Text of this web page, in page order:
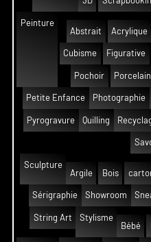
Peinture
Abstrait
Acrylique
Cubisme Figurative
Pochoir
Petite Enfance Photographie
Pyrogravure Quilling
Sculpture
Argile
Bois
Sérigraphie Showroom
String Art
Stylisme
Bébé